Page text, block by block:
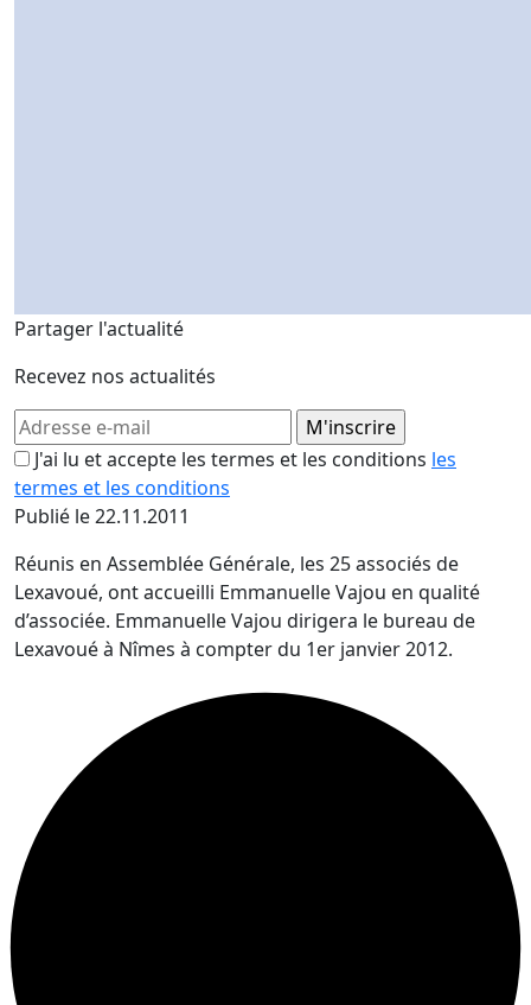
Publié le 22.11.2011
Réunis en Assemblée Générale, les 25 associés de
Lexavoué, ont accueilli Emmanuelle Vajou en qualité
d’associée. Emmanuelle Vajou dirigera le bureau de
Lexavoué à Nîmes à compter du 1er janvier 2012.
Partager l'actualité
Recevez nos actualités
J'ai lu et accepte les termes et les conditions les
termes et les conditions